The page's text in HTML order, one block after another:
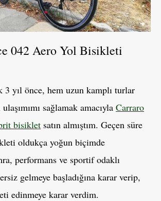
042 Aero Yol Bisikleti
3 yıl önce, hem uzun kamplı turlar
sağlamak amacıyla Carraro
bisiklet satın almıştım. Geçen süre
oldukça yoğun biçimde
performans ve sportif odaklı
gelmeye başladığına karar verip,
edinmeye karar verdim.